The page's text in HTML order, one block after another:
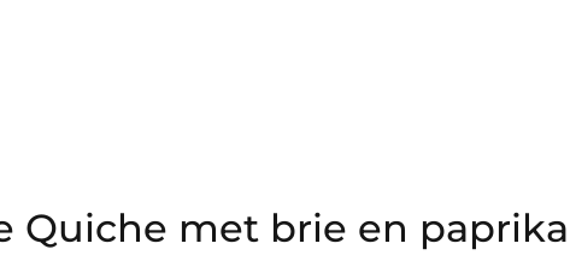
Quiche met brie en paprika